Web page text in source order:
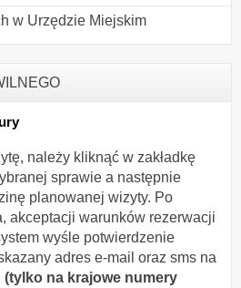
w Urzędzie Miejskim
należy kliknąć w zakładkę
sprawie a następnie
planowanej wizyty. Po
akceptacji warunków rezerwacji
wyśle potwierdzenie
adres e-mail oraz sms na
(tylko na krajowe numery